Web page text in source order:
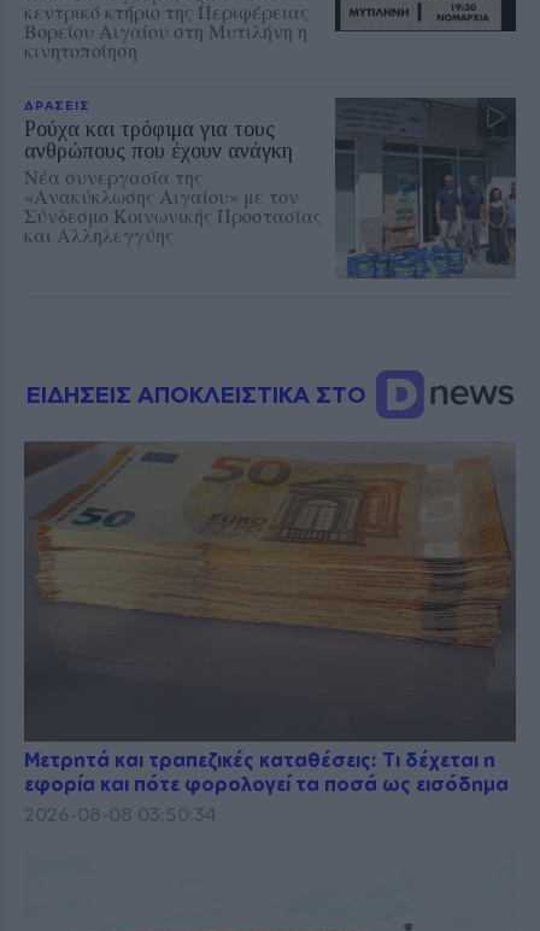
κεντρικό κτήριο της Περιφέρειας
Βορείου Αιγαίου στη Μυτιλήνη η
κινητοποίηση
ΔΡΑΣΕΙΣ
Ρούχα και τρόφιμα για τους
ανθρώπους που έχουν ανάγκη
Νέα συνεργασία της
«Ανακύκλωσης Αιγαίου» με τον
Σύνδεσμο Κοινωνικής Προστασίας
και Αλληλεγγύης
ΕΙΔΗΣΕΙΣ ΑΠΟΚΛΕΙΣΤΙΚΑ ΣΤΟ
Μετρητά και τραπεζικές καταθέσεις: Τι δέχεται η
εφορία και πότε φορολογεί τα ποσά ως εισόδημα
2026-08-08 03:50:34